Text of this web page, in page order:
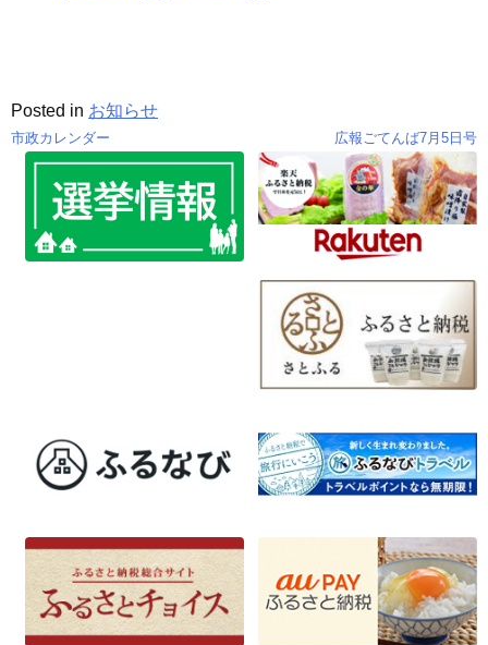
Posted in お知らせ
投
市政カレンダー 広報ごてんば7月5日号